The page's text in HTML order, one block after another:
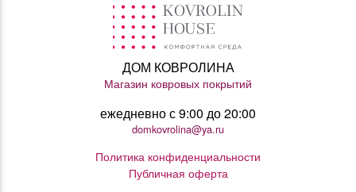
ДОМ КОВРОЛИНА
Магазин ковровых покрытий
ежедневно с 9:00 до 20:00
domkovrolina@ya.ru
Политика конфиденциальности
Публичная оферта